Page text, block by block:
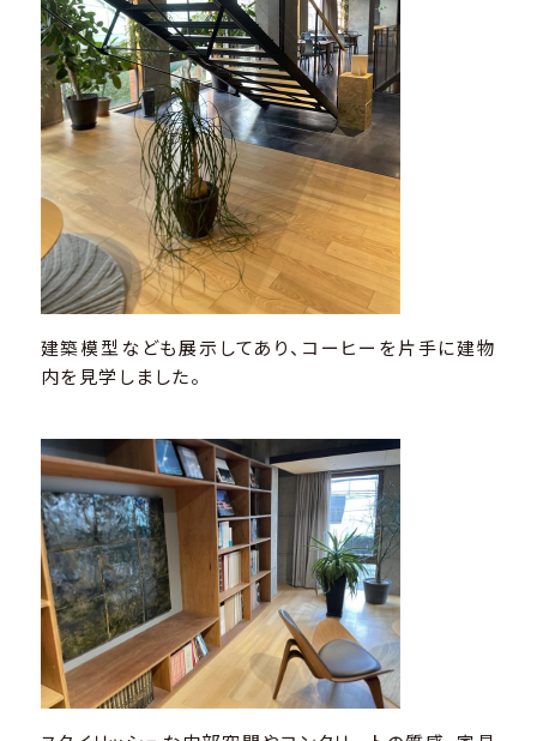
建築模型なども展示してあり、コーヒーを片手に建物
内を見学しました。